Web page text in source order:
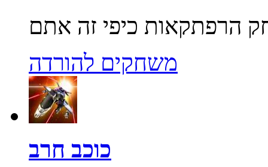
משחקים להורדה
כוכב חרב